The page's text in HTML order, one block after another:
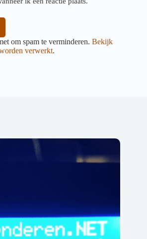
om spam te verminderen. Bekijk
verwerkt.